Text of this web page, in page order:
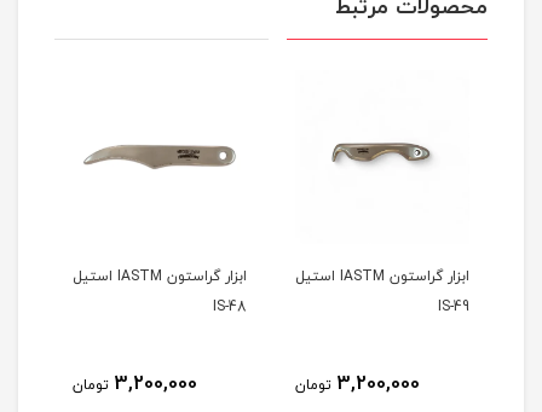
محصولات مرتبط
ابزار گراستون IASTM استیل
IS-49
3,200,000 تومان
ابزار گراستون IASTM استیل
IS-48
3,200,000 تومان